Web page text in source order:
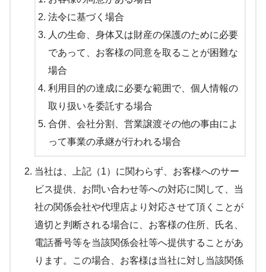
法令に基づく場合
人の生命、身体又は財産の保護のために必要
であって、お客様の同意を取ることが困難な
場合
利用目的の達成に必要な範囲で、個人情報の
取り扱いを委託する場合
合併、会社分割、営業譲渡その他の事由によ
って事業の承継が行われる場合
当社は、上記（1）に関わらず、お客様へのサー
ビス提供、お問い合わせ等への対応に関して、当
社の関係会社や代理店より対応させて頂くことが
適切と判断される場合に、お客様の住所、氏名、
電話番号等を当該関係会社等へ提供することがあ
ります。この場合、お客様は当社に対し当該関係